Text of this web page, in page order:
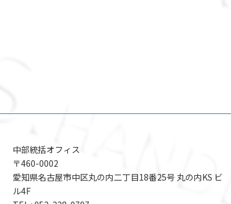
中部統括オフィス
〒460-0002
愛知県名古屋市中区丸の内二丁目18番25号 丸の内KS ビ
ル4F